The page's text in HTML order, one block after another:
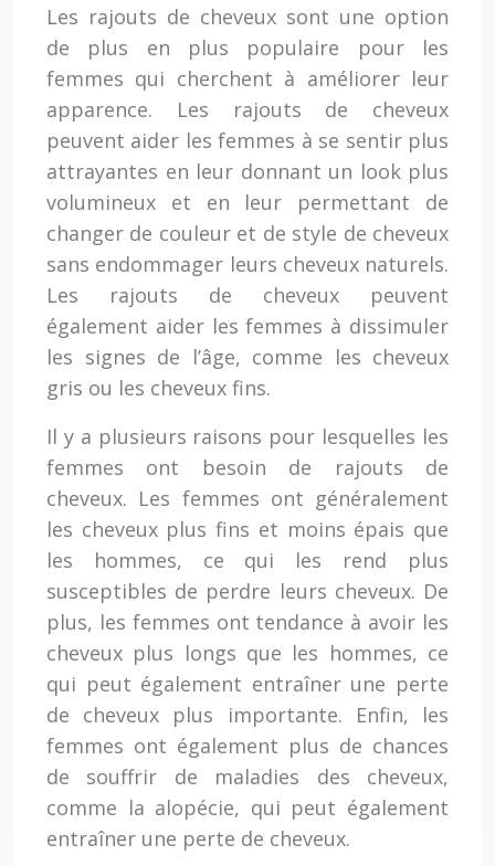
Les rajouts de cheveux sont une option
de plus en plus populaire pour les
femmes qui cherchent à améliorer leur
apparence. Les rajouts de cheveux
peuvent aider les femmes à se sentir plus
attrayantes en leur donnant un look plus
volumineux et en leur permettant de
changer de couleur et de style de cheveux
sans endommager leurs cheveux naturels.
Les rajouts de cheveux peuvent
également aider les femmes à dissimuler
les signes de l’âge, comme les cheveux
gris ou les cheveux fins.
Il y a plusieurs raisons pour lesquelles les
femmes ont besoin de rajouts de
cheveux. Les femmes ont généralement
les cheveux plus fins et moins épais que
les hommes, ce qui les rend plus
susceptibles de perdre leurs cheveux. De
plus, les femmes ont tendance à avoir les
cheveux plus longs que les hommes, ce
qui peut également entraîner une perte
de cheveux plus importante. Enfin, les
femmes ont également plus de chances
de souffrir de maladies des cheveux,
comme la alopécie, qui peut également
entraîner une perte de cheveux.